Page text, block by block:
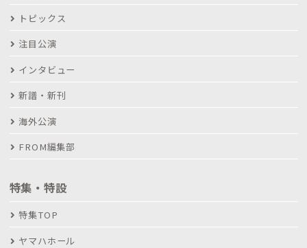
トピックス
注目公演
インタビュー
新譜・新刊
海外公演
FROM編集部
特集・特設
特集TOP
ヤマハホール